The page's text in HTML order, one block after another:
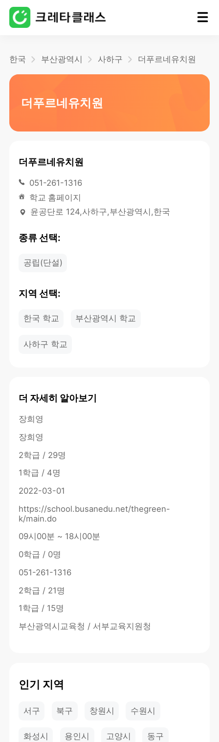
한국 부산광역시 사하구 더푸르네유치원
더푸르네유치원
더푸르네유치원
051-261-1316
학교 홈페이지
윤공단로 124,사하구,부산광역시,한국
종류 선택:
공립(단설)
지역 선택:
한국 학교 부산광역시 학교
사하구 학교
더 자세히 알아보기
장희영
장희영
2학급 / 29명
1학급 / 4명
2022-03-01
https://school.busanedu.net/thegreen-
k/main.do
09시00분 ~ 18시00분
0학급 / 0명
051-261-1316
2학급 / 21명
1학급 / 15명
부산광역시교육청 / 서부교육지원청
인기 지역
서구 북구 창원시 수원시
화성시 용인시 고양시 동구